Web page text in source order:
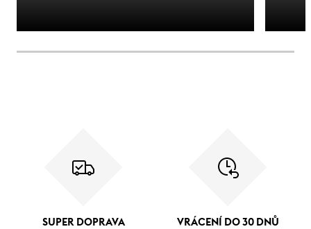
SUPER DOPRAVA VRÁCENÍ DO 30 DNŮ